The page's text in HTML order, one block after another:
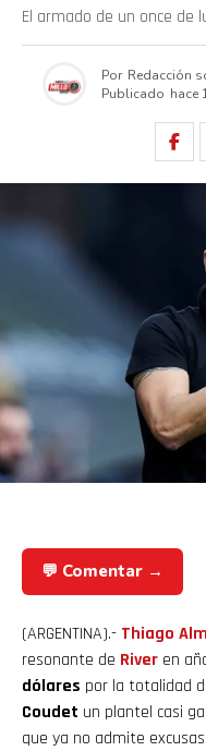
El armado de un once de
Por Redacción
Publicado hace
💬 Comentar →
(ARGENTINA).- Thiago
resonante de River en
dólares por la totalidad
Coudet un plantel casi
que ya no admite